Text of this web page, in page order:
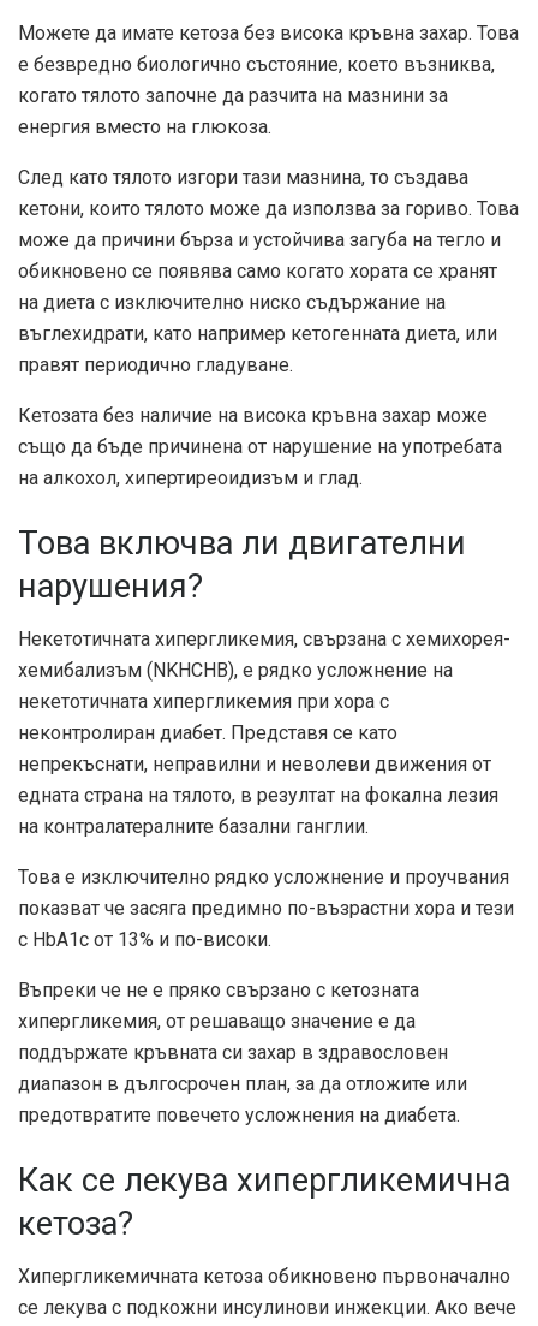
Можете да имате кетоза без висока кръвна захар. Това
е безвредно биологично състояние, което възниква,
когато тялото започне да разчита на мазнини за
енергия вместо на глюкоза.
След като тялото изгори тази мазнина, то създава
кетони, които тялото може да използва за гориво. Това
може да причини бърза и устойчива загуба на тегло и
обикновено се появява само когато хората се хранят
на диета с изключително ниско съдържание на
въглехидрати, като например кетогенната диета, или
правят периодично гладуване.
Кетозата без наличие на висока кръвна захар може
също да бъде причинена от нарушение на употребата
на алкохол, хипертиреоидизъм и глад.
Това включва ли двигателни
нарушения?
Некетотичната хипергликемия, свързана с хемихорея-
хемибализъм (NKHCHB), е рядко усложнение на
некетотичната хипергликемия при хора с
неконтролиран диабет. Представя се като
непрекъснати, неправилни и неволеви движения от
едната страна на тялото, в резултат на фокална лезия
на контралатералните базални ганглии.
Това е изключително рядко усложнение и проучвания
показват че засяга предимно по-възрастни хора и тези
с HbA1c от 13% и по-високи.
Въпреки че не е пряко свързано с кетозната
хипергликемия, от решаващо значение е да
поддържате кръвната си захар в здравословен
диапазон в дългосрочен план, за да отложите или
предотвратите повечето усложнения на диабета.
Как се лекува хипергликемична
кетоза?
Хипергликемичната кетоза обикновено първоначално
се лекува с подкожни инсулинови инжекции. Ако вече